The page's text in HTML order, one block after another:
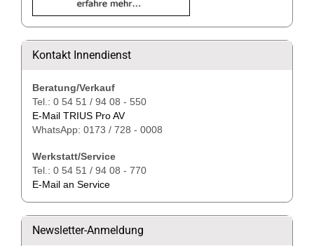
Kontakt Innendienst
Beratung/Verkauf
Tel.: 0 54 51 / 94 08 - 550
E-Mail TRIUS Pro AV
WhatsApp: 0173 / 728 - 0008
Werkstatt/Service
Tel.: 0 54 51 / 94 08 - 770
E-Mail an Service
Newsletter-Anmeldung